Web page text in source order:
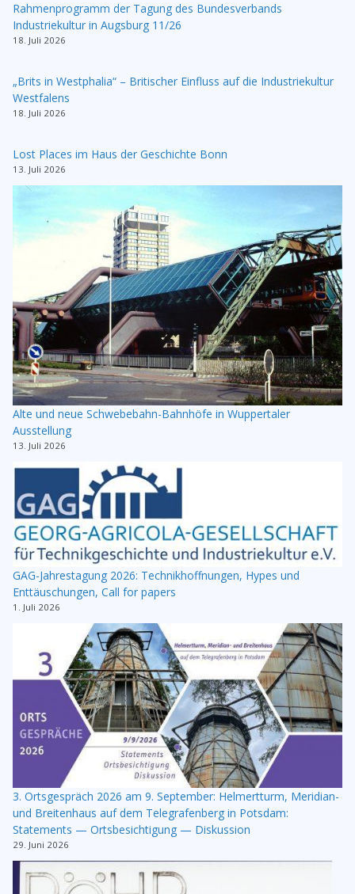
Rahmenprogramm der Tagung des Bundesverbands
Industriekultur in Augsburg 11/26
18. Juli 2026
„Brits in Westphalia“ – Britischer Einfluss auf die Industriekultur
Westfalens
18. Juli 2026
Lost Places im Haus der Geschichte Bonn
13. Juli 2026
Alte und neue Schwebebahn-Bahnhöfe in Wuppertaler
Ausstellung
13. Juli 2026
GAG-Jahrestagung 2026: Technikhoffnungen, Hypes und
Enttäuschungen, Call for papers
1. Juli 2026
3. Ortsgespräch 2026 am 9. September: Helmertturm, Meridian-
und Breitenhaus auf dem Telegrafenberg in Potsdam:
Statements — Ortsbesichtigung — Diskussion
29. Juni 2026